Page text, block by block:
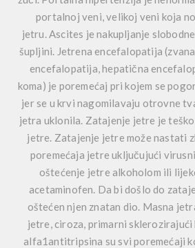
portalnoj veni, velikoj veni koja
jetru. Ascites je nakupljanje
šupljini. Jetrena encefalopatija
encefalopatija, hepatična
koma) je poremećaj pri kojem se
jer se u krvi nagomilavaju otrovne
jetra uklonila. Zatajenje jetre je
jetre. Zatajenje jetre može nastati
poremećaja jetre uključujući
oštećenje jetre alkoholom ili
acetaminofen. Da bi došlo do
oštećen njen znatan dio. Masna
jetre, ciroza, primarni
alfa1antitripsina su svi poremećaji